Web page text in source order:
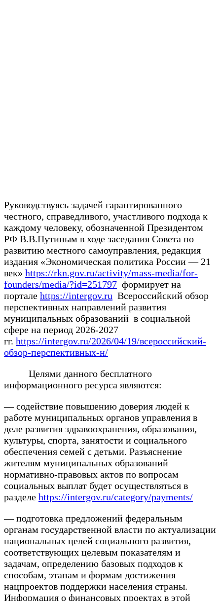
Руководствуясь задачей гарантированного
честного, справедливого, участливого подхода к
каждому человеку, обозначенной Президентом
РФ В.В.Путиным в ходе заседания Совета по
развитию местного самоуправления, редакция
издания «Экономическая политика России — 21
век» https://rkn.gov.ru/activity/mass-media/for-
founders/media/?id=251797 формирует на
портале https://intergov.ru Всероссийский обзор
перспективных направлений развития
муниципальных образований в социальной
сфере на период 2026-2027
гг. https://intergov.ru/2026/04/19/всероссийский-
обзор-перспективных-н/
Целями данного бесплатного
информационного ресурса являются:
— содействие повышению доверия людей к
работе муниципальных органов управления в
деле развития здравоохранения, образования,
культуры, спорта, занятости и социального
обеспечения семей с детьми. Разъяснение
жителям муниципальных образований
нормативно-правовых актов по вопросам
социальных выплат будет осуществляться в
разделе https://intergov.ru/category/payments/
— подготовка предложений федеральным
органам государственной власти по актуализации
национальных целей социального развития,
соответствующих целевым показателям и
задачам, определению базовых подходов к
способам, этапам и формам достижения
нацпроектов поддержки населения страны.
Информация о финансовых проектах в этой